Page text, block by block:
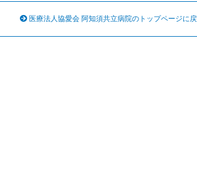
医療法人協愛会 阿知須共立病院のトップページに